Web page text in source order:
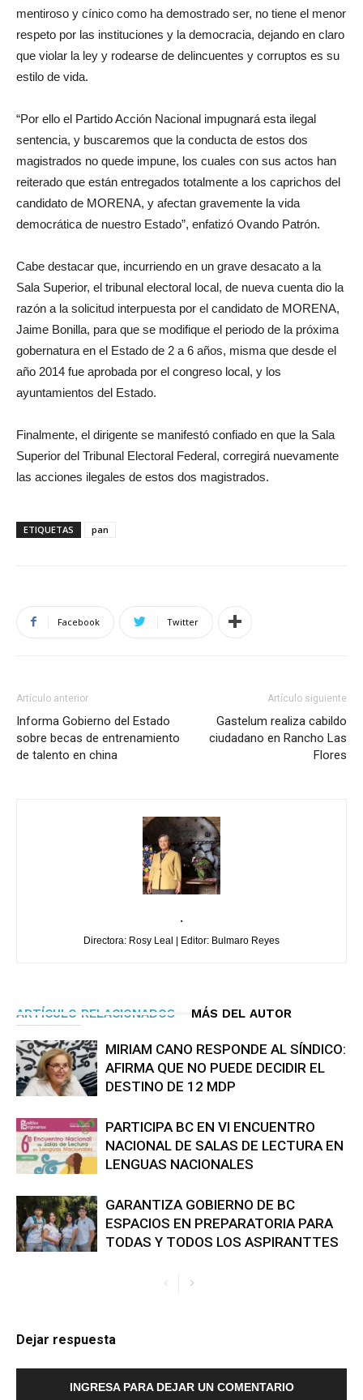
mentiroso y cínico como ha demostrado ser, no tiene el menor
respeto por las instituciones y la democracia, dejando en claro
que violar la ley y rodearse de delincuentes y corruptos es su
estilo de vida.
“Por ello el Partido Acción Nacional impugnará esta ilegal
sentencia, y buscaremos que la conducta de estos dos
magistrados no quede impune, los cuales con sus actos han
reiterado que están entregados totalmente a los caprichos del
candidato de MORENA, y afectan gravemente la vida
democrática de nuestro Estado”, enfatizó Ovando Patrón.
Cabe destacar que, incurriendo en un grave desacato a la
Sala Superior, el tribunal electoral local, de nueva cuenta dio la
razón a la solicitud interpuesta por el candidato de MORENA,
Jaime Bonilla, para que se modifique el periodo de la próxima
gobernatura en el Estado de 2 a 6 años, misma que desde el
año 2014 fue aprobada por el congreso local, y los
ayuntamientos del Estado.
Finalmente, el dirigente se manifestó confiado en que la Sala
Superior del Tribunal Electoral Federal, corregirá nuevamente
las acciones ilegales de estos dos magistrados.
ETIQUETAS pan
Facebook Twitter
Artículo anterior
Informa Gobierno del Estado
sobre becas de entrenamiento
de talento en china
Artículo siguiente
Gastelum realiza cabildo
ciudadano en Rancho Las
Flores
.
Directora: Rosy Leal | Editor: Bulmaro Reyes
ARTÍCULO RELACIONADOS MÁS DEL AUTOR
MIRIAM CANO RESPONDE AL SÍNDICO:
AFIRMA QUE NO PUEDE DECIDIR EL
DESTINO DE 12 MDP
PARTICIPA BC EN VI ENCUENTRO
NACIONAL DE SALAS DE LECTURA EN
LENGUAS NACIONALES
GARANTIZA GOBIERNO DE BC
ESPACIOS EN PREPARATORIA PARA
TODAS Y TODOS LOS ASPIRANTTES
Dejar respuesta
INGRESA PARA DEJAR UN COMENTARIO